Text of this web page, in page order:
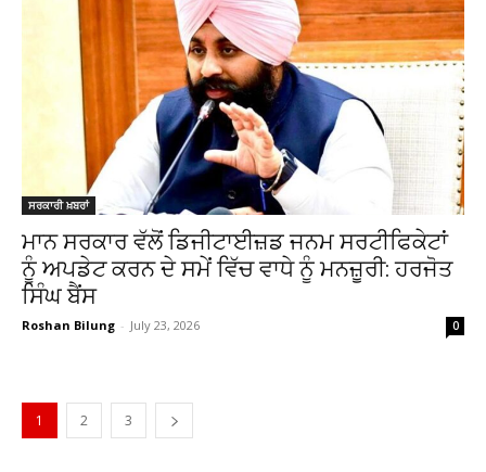
ਸਰਕਾਰੀ ਖ਼ਬਰਾਂ
ਮਾਨ ਸਰਕਾਰ ਵੱਲੋਂ ਡਿਜੀਟਾਈਜ਼ਡ ਜਨਮ ਸਰਟੀਫਿਕੇਟਾਂ
ਨੂੰ ਅਪਡੇਟ ਕਰਨ ਦੇ ਸਮੇਂ ਵਿੱਚ ਵਾਧੇ ਨੂੰ ਮਨਜ਼ੂਰੀ: ਹਰਜੋਤ
ਸਿੰਘ ਬੈਂਸ
Roshan Bilung - July 23, 2026 0
1 2 3